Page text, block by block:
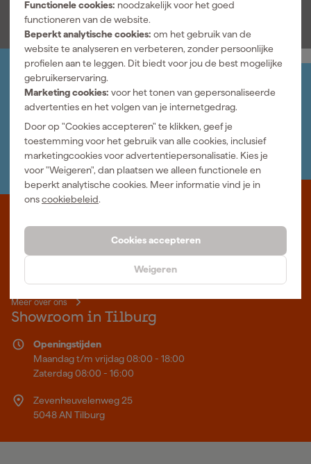
Functionele cookies: noodzakelijk voor het goed
functioneren van de website.
Beperkt analytische cookies: om het gebruik van de
website te analyseren en verbeteren, zonder persoonlijke
profielen aan te leggen. Dit biedt voor jou de best mogelijke
gebruikerservaring.
Marketing cookies: voor het tonen van gepersonaliseerde
advertenties en het volgen van je internetgedrag.
Door op "Cookies accepteren" te klikken, geef je
toestemming voor het gebruik van alle cookies, inclusief
marketingcookies voor advertentiepersonalisatie. Kies je
voor "Weigeren", dan plaatsen we alleen functionele en
beperkt analytische cookies. Meer informatie vind je in
onscookiebeleid.
Cookies accepteren
Weigeren
Jouw account
Log-in en beheer je bestellingen en gegevens
Nieuwsbrief
Inschrijven wekelijkse nieuwsbrief
Wij helpen je graag
Neem contact op met één van onze specialisten.
Waar staat Gereedschapcentrum voor
Professioneel gereedschap met advies op maat: wij zijn dé online
specialist, wat je project ook is. Gereedschapcentrum is Beter
Meer over ons
Showroom in Tilburg
Openingstijden
Maandag t/m vrijdag 08:00 - 18:00
Zaterdag 08:00 - 16:00
Zevenheuvelenweg 25
5048 AN Tilburg